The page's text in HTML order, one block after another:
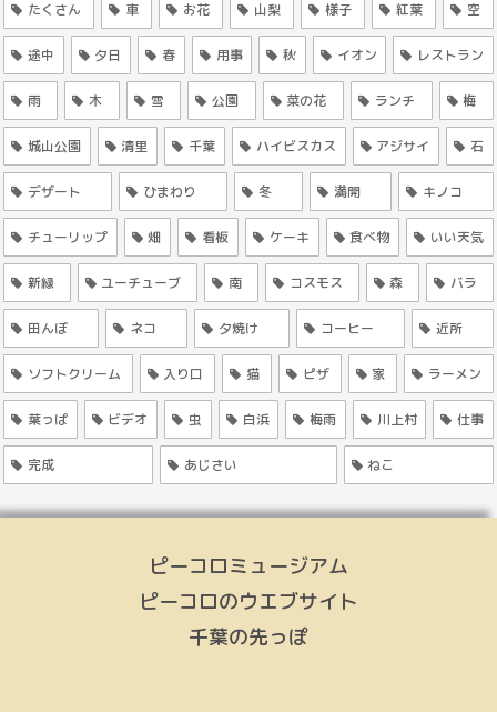
たくさん 車 お花 山梨 様子 紅葉 空
途中 夕日 春 用事 秋 イオン レストラン
雨 木 雪 公園 菜の花 ランチ 梅
城山公園 清里 千葉 ハイビスカス アジサイ 石
デザート ひまわり 冬 満開 キノコ
チューリップ 畑 看板 ケーキ 食べ物 いい天気
新緑 ユーチューブ 南 コスモス 森 バラ
田んぼ ネコ 夕焼け コーヒー 近所
ソフトクリーム 入り口 猫 ピザ 家 ラーメン
葉っぱ ビデオ 虫 白浜 梅雨 川上村 仕事
完成 あじさい ねこ
ピーコロミュージアム
ピーコロのウエブサイト
千葉の先っぽ